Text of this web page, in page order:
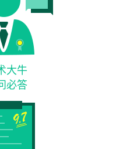
大牛
必答